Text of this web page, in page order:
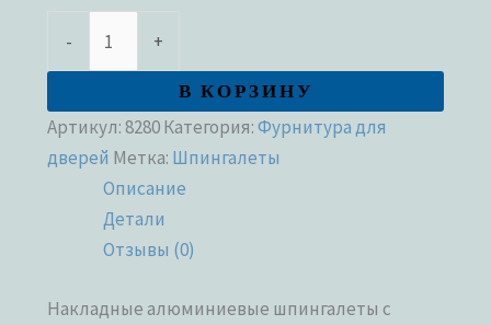
- +
В КОРЗИНУ
Артикул: 8280Категория:Фурнитура для
дверей Метка: Шпингалеты
Описание
Детали
Отзывы (0)
Накладные алюминиевые шпингалеты с